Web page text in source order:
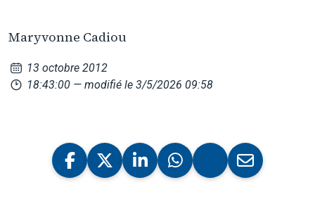
Maryvonne Cadiou
13 octobre 2012
18:43:00 — modifié le 3/5/2026 09:58